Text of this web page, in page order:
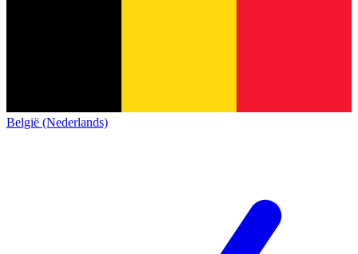
België (Nederlands)